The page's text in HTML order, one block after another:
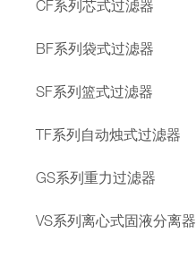
CF系列芯式过滤器
BF系列袋式过滤器
SF系列篮式过滤器
TF系列自动烛式过滤器
GS系列重力过滤器
VS系列离心式固液分离器